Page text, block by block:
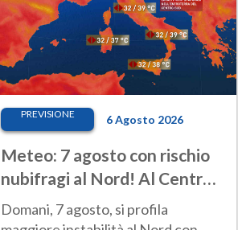
PREVISIONE 6 Agosto 2026
Meteo: 7 agosto con rischio
nubifragi al Nord! Al Centro-
Sud caldo estremo
Domani, 7 agosto, si profila